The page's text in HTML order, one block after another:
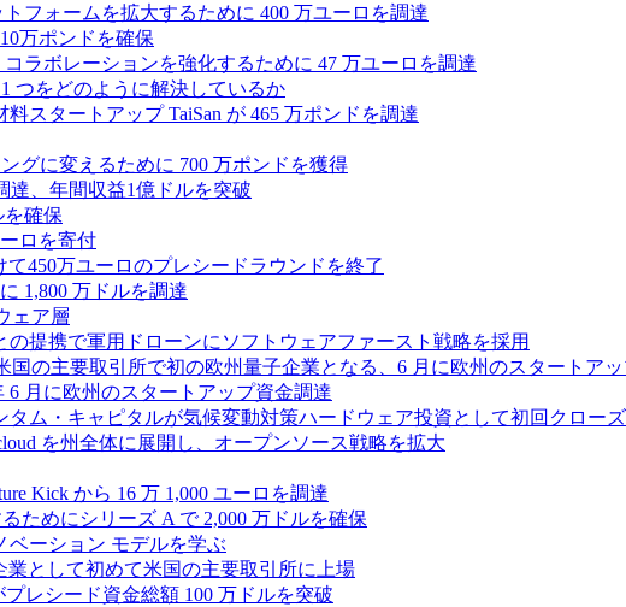
フォームを拡大するために 400 万ユーロを調達
万ポンドを確保
ラボレーションを強化するために 47 万ユーロを調達
つをどのように解決しているか
スタートアップ TaiSan が 465 万ポンドを調達
グに変えるために 700 万ポンドを獲得
達、年間収益1億ドルを突破
を確保
ロを寄付
450万ユーロのプレシードラウンドを終了
1,800 万ドルを調達
ェア層
提携で軍用ドローンにソフトウェアファースト戦略を採用
国の主要取引所で初の欧州量子企業となる、6 月に欧州のスタートア
6 月に欧州のスタートアップ資金調達
ム・キャピタルが気候変動対策ハードウェア投資として初回クロー
を州全体に展開し、オープンソース戦略を拡大
Kick から 16 万 1,000 ユーロを調達
ためにシリーズ A で 2,000 万ドルを確保
ベーション モデルを学ぶ
として初めて米国の主要取引所に上場
レシード資金総額 100 万ドルを突破